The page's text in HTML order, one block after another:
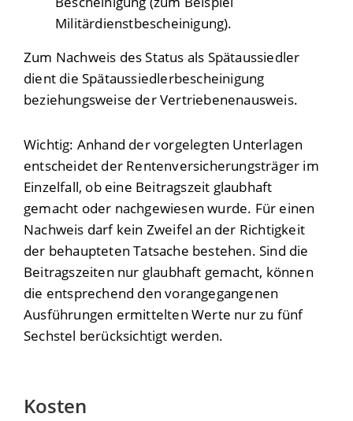
Militärdienstbescheinigung).
Zum Nachweis des Status als Spätaussiedler
dient die Spätaussiedlerbescheinigung
beziehungsweise der Vertriebenenausweis.
Wichtig: Anhand der vorgelegten Unterlagen
entscheidet der Rentenversicherungsträger im
Einzelfall, ob eine Beitragszeit glaubhaft
gemacht oder nachgewiesen wurde. Für einen
Nachweis darf kein Zweifel an der Richtigkeit
der behaupteten Tatsache bestehen. Sind die
Beitragszeiten nur glaubhaft gemacht, können
die entsprechend den vorangegangenen
Ausführungen ermittelten Werte nur zu fünf
Sechstel berücksichtigt werden.
Kosten